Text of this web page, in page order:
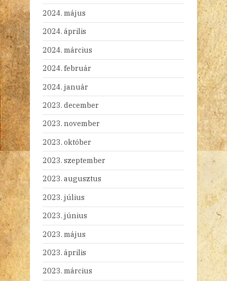
2024. május
2024. április
2024. március
2024. február
2024. január
2023. december
2023. november
2023. október
2023. szeptember
2023. augusztus
2023. július
2023. június
2023. május
2023. április
2023. március